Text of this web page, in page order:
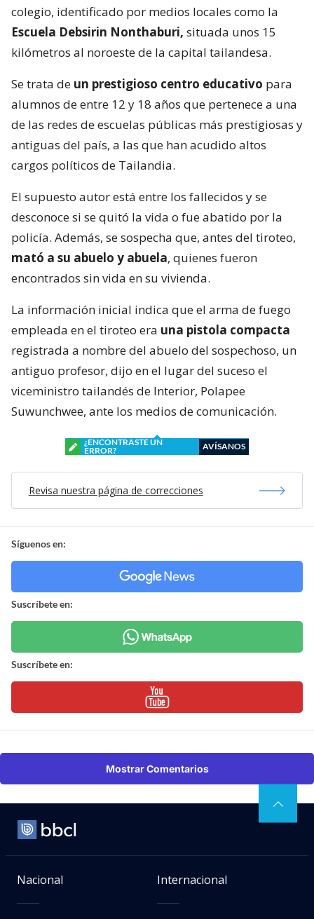
colegio, identificado por medios locales como la
Escuela Debsirin Nonthaburi, situada unos 15
kilómetros al noroeste de la capital tailandesa.
Se trata de un prestigioso centro educativo para
alumnos de entre 12 y 18 años que pertenece a una
de las redes de escuelas públicas más prestigiosas y
antiguas del país, a las que han acudido altos
cargos políticos de Tailandia.
El supuesto autor está entre los fallecidos y se
desconoce si se quitó la vida o fue abatido por la
policía. Además, se sospecha que, antes del tiroteo,
mató a su abuelo y abuela, quienes fueron
encontrados sin vida en su vivienda.
La información inicial indica que el arma de fuego
empleada en el tiroteo era una pistola compacta
registrada a nombre del abuelo del sospechoso, un
antiguo profesor, dijo en el lugar del suceso el
viceministro tailandés de Interior, Polapee
Suwunchwee, ante los medios de comunicación.
¿ENCONTRASTE UN
ERROR?
AVÍSANOS
Revisa nuestra página de correcciones
Síguenos en:
Suscríbete en:
Suscríbete en:
Mostrar Comentarios
Nacional Internacional